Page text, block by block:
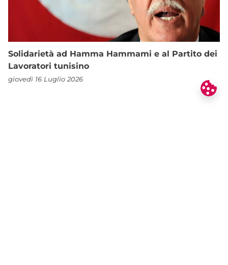
Solidarietà ad Hamma Hammami e al Partito dei
Lavoratori tunisino
giovedì 16 Luglio 2026